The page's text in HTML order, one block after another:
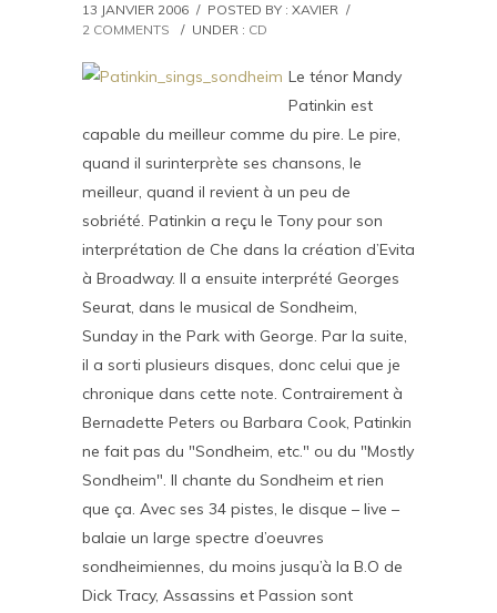
13 JANVIER 2006 / POSTED BY : XAVIER /
2 COMMENTS
/ UNDER : CD
Le ténor Mandy
Patinkin est
capable du meilleur comme du pire. Le pire,
quand il surinterprète ses chansons, le
meilleur, quand il revient à un peu de
sobriété. Patinkin a reçu le Tony pour son
interprétation de Che dans la création d’Evita
à Broadway. Il a ensuite interprété Georges
Seurat, dans le musical de Sondheim,
Sunday in the Park with George. Par la suite,
il a sorti plusieurs disques, donc celui que je
chronique dans cette note. Contrairement à
Bernadette Peters ou Barbara Cook, Patinkin
ne fait pas du "Sondheim, etc." ou du "Mostly
Sondheim". Il chante du Sondheim et rien
que ça. Avec ses 34 pistes, le disque – live –
balaie un large spectre d’oeuvres
sondheimiennes, du moins jusqu’à la B.O de
Dick Tracy, Assassins et Passion sont